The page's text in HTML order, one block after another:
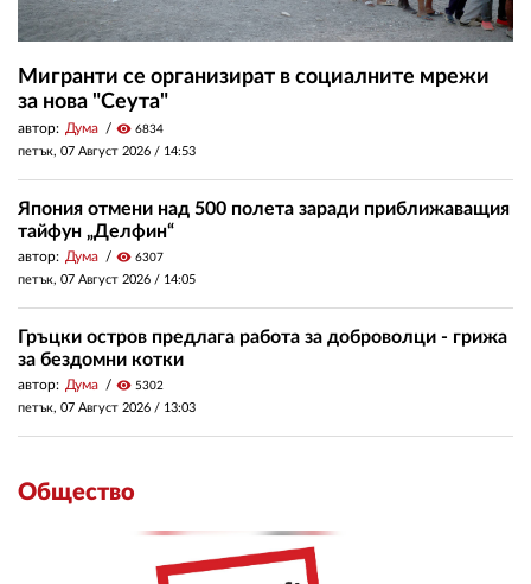
Мигранти се организират в социалните мрежи
за нова "Сеута"
автор: Дума visibility 6834
петък, 07 Август 2026 / 14:53
Япония отмени над 500 полета заради приближаващия
тайфун „Делфин“
автор: Дума visibility 6307
петък, 07 Август 2026 / 14:05
Гръцки остров предлага работа за доброволци - грижа
за бездомни котки
автор: Дума visibility 5302
петък, 07 Август 2026 / 13:03
Общество